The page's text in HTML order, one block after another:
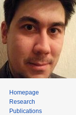
Homepage
Research
Publications